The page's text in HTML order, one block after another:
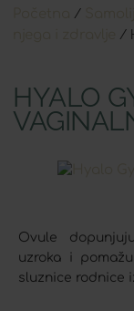
/
/
HYALO
Ovule
uzroka i
sluznice rodnice